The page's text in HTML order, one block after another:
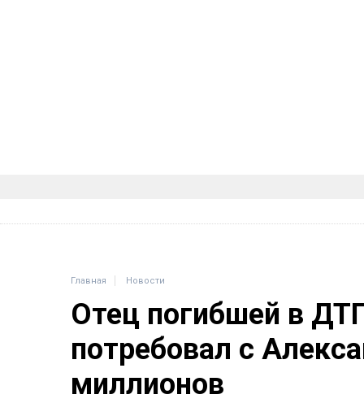
Главная Новости
Отец погибшей в
потребовал с
миллионов